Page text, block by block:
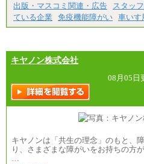
出版・マスコミ関連・広告
スタッ
ている企業
免疫機能障がい 車いす
キヤノン株式会社
08月05
キヤノンは「共生の理念」のもと、
り、さまざまな障がいをお持ちの方
…